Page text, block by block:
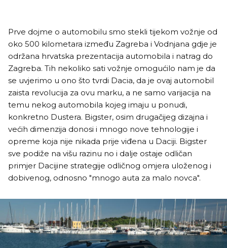
Prve dojme o automobilu smo stekli tijekom vožnje od
oko 500 kilometara između Zagreba i Vodnjana gdje je
održana hrvatska prezentacija automobila i natrag do
Zagreba. Tih nekoliko sati vožnje omogućilo nam je da
se uvjerimo u ono što tvrdi Dacia, da je ovaj automobil
zaista revolucija za ovu marku, a ne samo varijacija na
temu nekog automobila kojeg imaju u ponudi,
konkretno Dustera. Bigster, osim drugačijeg dizajna i
većih dimenzija donosi i mnogo nove tehnologije i
opreme koja nije nikada prije viđena u Daciji. Bigster
sve podiže na višu razinu no i dalje ostaje odličan
primjer Dacijine strategije odličnog omjera uloženog i
dobivenog, odnosno "mnogo auta za malo novca".